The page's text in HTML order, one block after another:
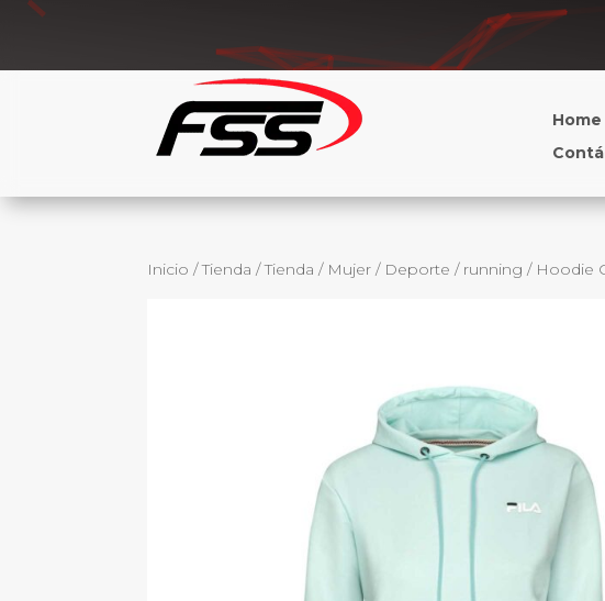
Home
Inicio /Tienda /Tienda / Mujer / Deporte / running / Hoodie